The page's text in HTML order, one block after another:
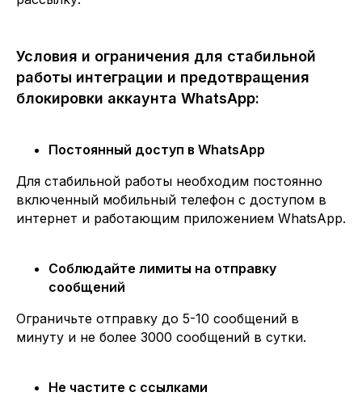
Условия и ограничения для стабильной
работы интеграции и предотвращения
блокировки аккаунта WhatsApp:
Постоянный доступ в WhatsApp
Для стабильной работы необходим постоянно
включенный мобильный телефон с доступом в
интернет и работающим приложением WhatsApp.
Соблюдайте лимиты на отправку
сообщений
Ограничьте отправку до 5-10 сообщений в
минуту и не более 3000 сообщений в сутки.
Не частите с ссылками